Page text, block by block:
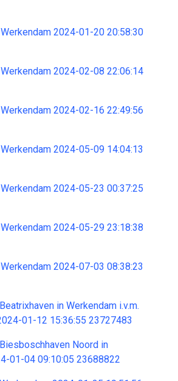
2024-01-20 20:58:30
2024-02-08 22:06:14
2024-02-16 22:49:56
2024-05-09 14:04:13
2024-05-23 00:37:25
2024-05-29 23:18:38
2024-07-03 08:38:23
in Werkendam i.v.m.
01-12 15:36:55 23727483
Noord in
01-04 09:10:05 23688822